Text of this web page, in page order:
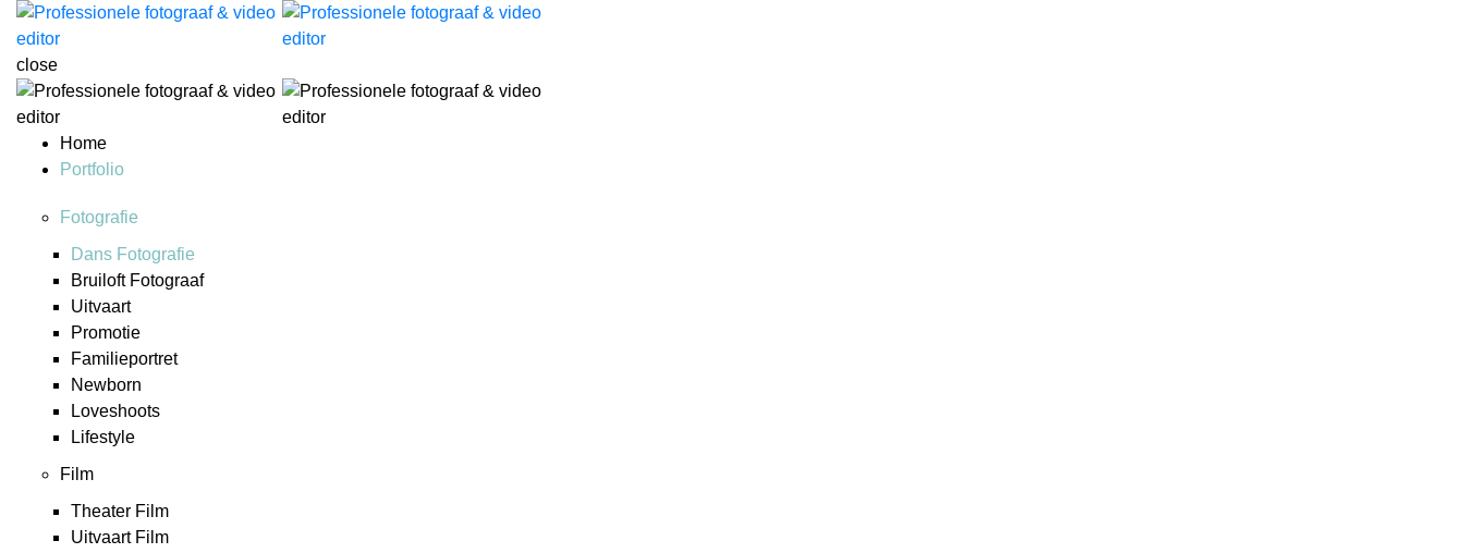
close
Home
Portfolio
Fotografie
Dans Fotografie
Bruiloft Fotograaf
Uitvaart
Promotie
Familieportret
Newborn
Loveshoots
Lifestyle
Film
Theater Film
Uitvaart Film